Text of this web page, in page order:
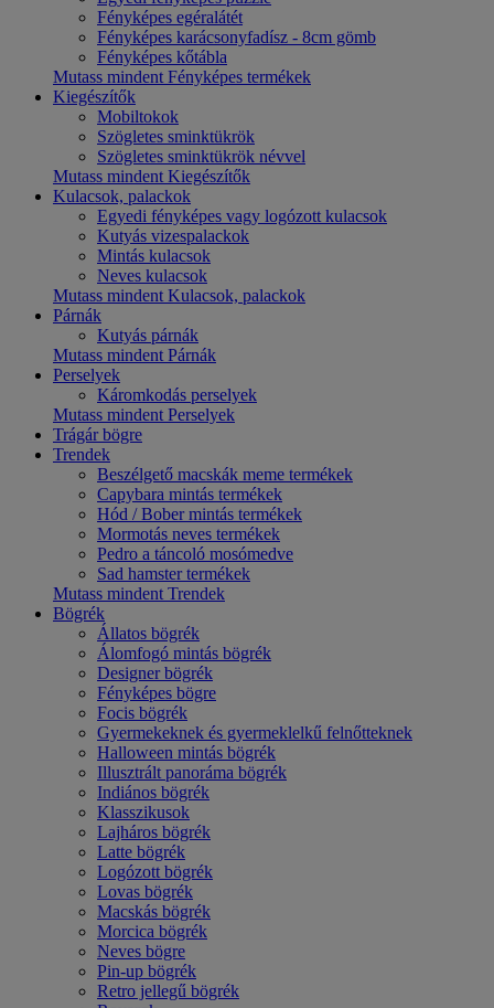
Fényképes egéralátét
Fényképes karácsonyfadísz - 8cm gömb
Fényképes kőtábla
Mutass mindent Fényképes termékek
Kiegészítők
Mobiltokok
Szögletes sminktükrök
Szögletes sminktükrök névvel
Mutass mindent Kiegészítők
Kulacsok, palackok
Egyedi fényképes vagy logózott kulacsok
Kutyás vizespalackok
Mintás kulacsok
Neves kulacsok
Mutass mindent Kulacsok, palackok
Párnák
Kutyás párnák
Mutass mindent Párnák
Perselyek
Káromkodás perselyek
Mutass mindent Perselyek
Trágár bögre
Trendek
Beszélgető macskák meme termékek
Capybara mintás termékek
Hód / Bober mintás termékek
Mormotás neves termékek
Pedro a táncoló mosómedve
Sad hamster termékek
Mutass mindent Trendek
Bögrék
Állatos bögrék
Álomfogó mintás bögrék
Designer bögrék
Fényképes bögre
Focis bögrék
Gyermekeknek és gyermeklelkű felnőtteknek
Halloween mintás bögrék
Illusztrált panoráma bögrék
Indiános bögrék
Klasszikusok
Lajháros bögrék
Latte bögrék
Logózott bögrék
Lovas bögrék
Macskás bögrék
Morcica bögrék
Neves bögre
Pin-up bögrék
Retro jellegű bögrék